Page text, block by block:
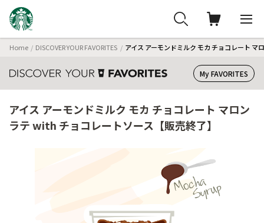
Home DISCOVER YOUR FAVORITES アイス アーモンドミルク モカ チョコレート
My FAVORITES
アイス アーモンドミルク モカ チョコレート マロン
ラテ with チョコレートソース【販売終了】